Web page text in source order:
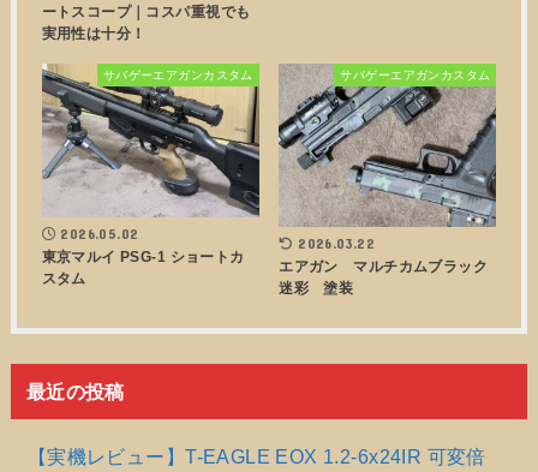
ートスコープ｜コスパ重視でも
実用性は十分！
サバゲーエアガンカスタム
2026.05.02
東京マルイ PSG-1 ショートカ
スタム
サバゲーエアガンカスタム
2026.03.22
エアガン マルチカムブラック
迷彩 塗装
最近の投稿
【実機レビュー】T-EAGLE EOX 1.2-6x24IR 可変倍